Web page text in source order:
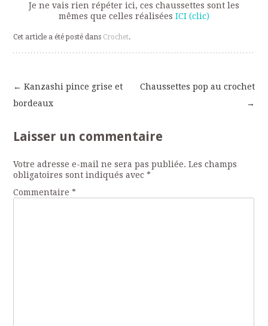
Je ne vais rien répéter ici, ces chaussettes sont les
mêmes que celles réalisées ICI (clic)
Cet article a été posté dans Crochet.
Navigation
des
articles
← Kanzashi pince grise et
bordeaux
Chaussettes pop au crochet
→
Laisser un commentaire
Votre adresse e-mail ne sera pas publiée. Les champs
obligatoires sont indiqués avec*
Commentaire*